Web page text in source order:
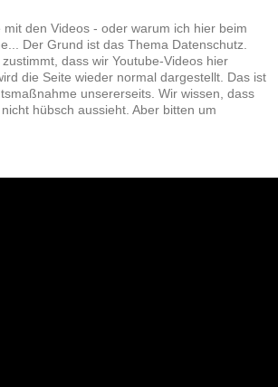
mit den Videos - oder warum ich hier beim
Der Grund ist das Thema Datenschutz.
dass wir Youtube-Videos hier
die Seite wieder normal dargestellt. Das ist
unsererseits. Wir wissen, dass
hübsch aussieht. Aber bitten um